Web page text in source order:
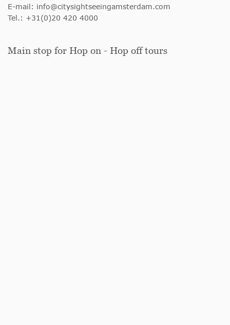
E-mail: info@citysightseeingamsterdam.com
Tel.: +31(0)20 420 4000
Main stop for Hop on - Hop off tours